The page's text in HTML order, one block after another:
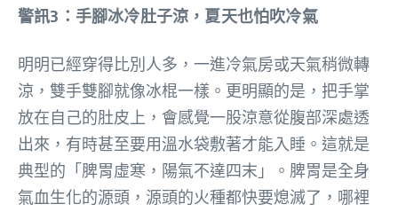
警訊3：手腳冰冷肚子涼，夏天也怕吹冷氣
明明已經穿得比別人多，一進冷氣房或天氣稍微轉
涼，雙手雙腳就像冰棍一樣。更明顯的是，把手掌
放在自己的肚皮上，會感覺一股涼意從腹部深處透
出來，有時甚至要用溫水袋敷著才能入睡。這就是
典型的「脾胃虛寒，陽氣不達四末」。脾胃是全身
氣血生化的源頭，源頭的火種都快要熄滅了，哪裡